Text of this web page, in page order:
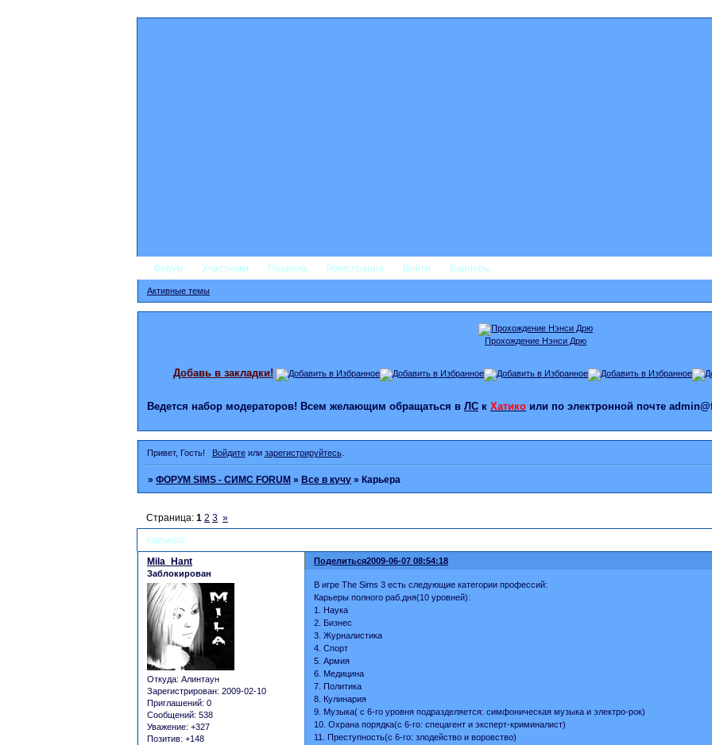
Форум Участники Правила Регистрация Войти Баннеры
Активные темы
Прохождение Нэнси Дрю
Добавь в закладки!
Ведется набор модераторов! Всем желающим обращаться в ЛС к Хатико или по электронной почте
Привет, Гость! Войдитеили зарегистрируйтесь.
»ФОРУМ SIMS - СИМС FORUM »Все в кучу »Карьера
Карьера
Страница:1 2 3 »
Поделиться2009-06-07 08:54:18
Mila_Hant
Заблокирован
Откуда: Алинтаун
Зарегистрирован: 2009-02-10
Приглашений: 0
Сообщений: 538
Уважение: +327
Позитив: +148
В игре The Sims 3 есть следующие категории профессий:
Карьеры полного раб.дня(10 уровней):
1. Наука
2. Бизнес
3. Журналистика
4. Спорт
5. Армия
6. Медицина
7. Политика
8. Кулинария
9. Музыка( с 6-го уровня подразделяется: симфоническая музыка и электро-рок)
10. Охрана порядка(с 6-го: спецагент и эксперт-криминалист)
11. Преступность(с 6-го: злодейство и воровство)